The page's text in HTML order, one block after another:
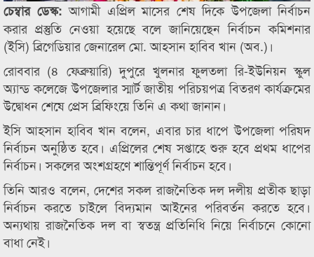
চেম্বার ডেস্ক:আগামী এপ্রিল মাসের শেষ দিকে উপজেলা নির্বাচন
করার প্রস্তুতি নেওয়া হয়েছে বলে জানিয়েছেন নির্বাচন কমিশনার
(ইসি) ব্রিগেডিয়ার জেনারেল মো. আহসান হাবিব খান (অব.)।
রোববার (৪ ফেব্রুয়ারি) দুপুরে খুলনার ফুলতলা রি-ইউনিয়ন স্কুল
অ্যান্ড কলেজে উপজেলার স্মার্ট জাতীয় পরিচয়পত্র বিতরণ কার্যক্রমের
উদ্বোধন শেষে প্রেস ব্রিফিংয়ে তিনি এ কথা জানান।
ইসি আহসান হাবিব খান বলেন, এবার চার ধাপে উপজেলা পরিষদ
নির্বাচন অনুষ্ঠিত হবে। এপ্রিলের শেষ সপ্তাহে শুরু হবে প্রথম ধাপের
নির্বাচন। সকলের অংশগ্রহণে শান্তিপূর্ণ নির্বাচন হবে।
তিনি আরও বলেন, দেশের সকল রাজনৈতিক দল দলীয় প্রতীক ছাড়া
নির্বাচন করতে চাইলে বিদ্যমান আইনের পরিবর্তন করতে হবে।
অন্যথায় রাজনৈতিক দল বা স্বতন্ত্র প্রতিনিধি নিয়ে নির্বাচনে কোনো
বাধা নেই।